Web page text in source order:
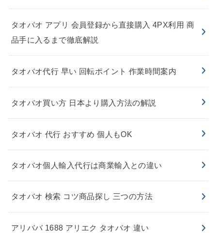
タオバオ アプリ 会員登録から直接購入 4PX利用 商
品手に入るまで徹底解説
タオバオ代行 早い 回転ポイント 作業時間案内
タオバオ買い方 日本より購入方法の解説
タオバオ 代行 おすすめ 個人もOK
タオバオ個人輸入代行は商業輸入との違い
タオバオ 検索 コツ商品探し 三つの方法
アリババ 1688 アリエク タオバオ 違い